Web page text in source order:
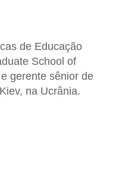
de Educação
School of
gerente sênior de
na Ucrânia.